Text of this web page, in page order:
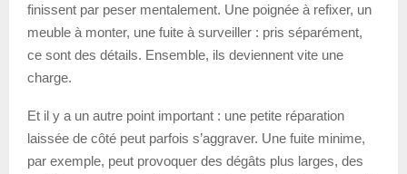
finissent par peser mentalement. Une poignée à refixer, un
meuble à monter, une fuite à surveiller : pris séparément,
ce sont des détails. Ensemble, ils deviennent vite une
charge.
Et il y a un autre point important : une petite réparation
laissée de côté peut parfois s’aggraver. Une fuite minime,
par exemple, peut provoquer des dégâts plus larges, des